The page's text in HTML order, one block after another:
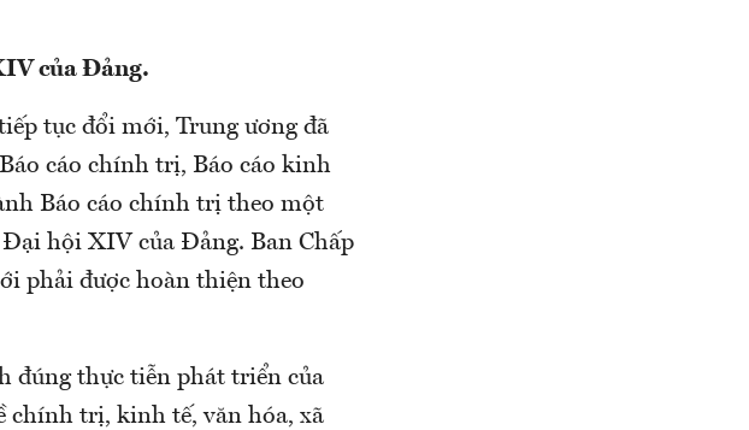
của Đảng.
tục đổi mới, Trung ương đã
cáo chính trị, Báo cáo kinh
Báo cáo chính trị theo một
hội XIV của Đảng. Ban Chấp
phải được hoàn thiện theo
đúng thực tiễn phát triển của
chính trị, kinh tế, văn hóa, xã